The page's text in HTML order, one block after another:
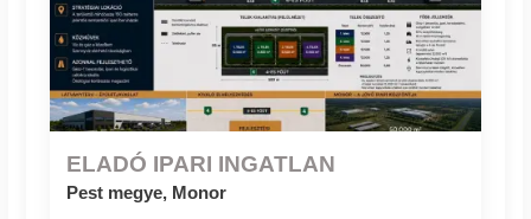
ELADÓ IPARI INGATLAN
Pest megye, Monor